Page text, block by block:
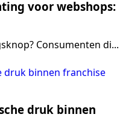
voor webshops:
Consumenten di...
druk binnen